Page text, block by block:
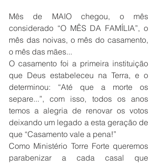
Mês de MAIO chegou, o mês
considerado “O MÊS DA FAMÍLIA”, o
mês das noivas, o mês do casamento,
o mês das mães...
O casamento foi a primeira instituição
que Deus estabeleceu na Terra, e o
determinou: “Até que a morte os
separe...”, com isso, todos os anos
temos a alegria de renovar os votos
deixando um legado a esta geração de
que “Casamento vale a pena!”
Como Ministério Torre Forte queremos
parabenizar a cada casal que